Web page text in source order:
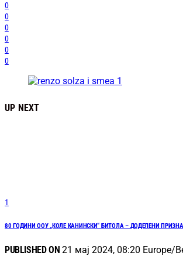
0
0
0
0
0
0
UP NEXT
1
80 ГОДИНИ ООУ „КОЛЕ КАНИНСКИ“ БИТОЛА – ДОДЕЛЕНИ
PUBLISHED ON 21 мај 2024, 08:20 Europe/